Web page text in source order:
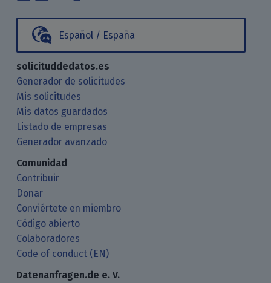
Español / España
solicituddedatos.es
Generador de solicitudes
Mis solicitudes
Mis datos guardados
Listado de empresas
Generador avanzado
Comunidad
Contribuir
Donar
Conviértete en miembro
Código abierto
Colaboradores
Code of conduct (EN)
Datenanfragen.de e. V.